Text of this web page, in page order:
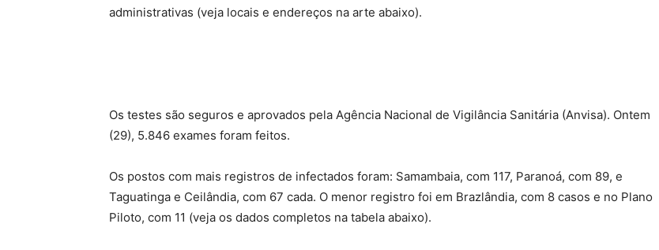
administrativas (veja locais e endereços na arte abaixo).
Os testes são seguros e aprovados pela Agência Nacional de Vigilância Sanitária (Anvisa). Ontem
(29), 5.846 exames foram feitos.
Os postos com mais registros de infectados foram: Samambaia, com 117, Paranoá, com 89, e
Taguatinga e Ceilândia, com 67 cada. O menor registro foi em Brazlândia, com 8 casos e no Plano
Piloto, com 11 (veja os dados completos na tabela abaixo).